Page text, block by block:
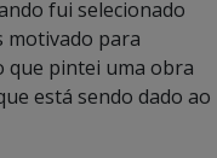
fui selecionado
motivado para
que pintei uma obra
está sendo dado ao